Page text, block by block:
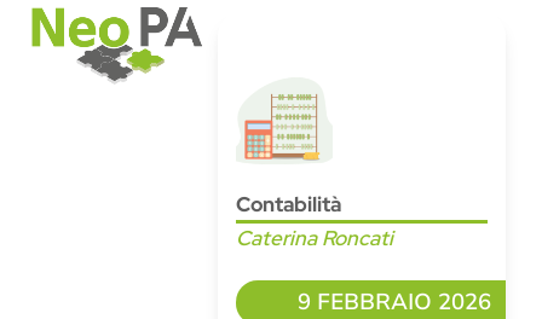
SkipOpen
mobile
menu
Close
mobile
menu
Contabilità
Caterina Roncati
9 FEBBRAIO 2026